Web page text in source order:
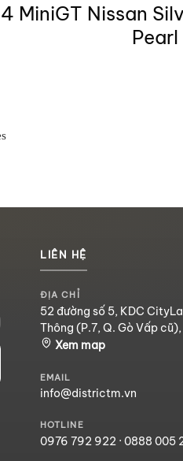
MiniGT Nissan
Pearl
LIÊN HỆ
ĐỊA CHỈ
52 đường số 5, KDC
Thông (P.7, Q. Gò Vấp
Xem map
EMAIL
info@districtm.vn
HOTLINE
0976 792 922 · 0888 005